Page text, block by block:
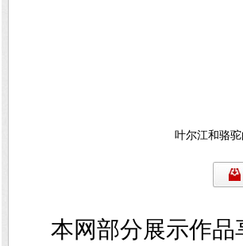
叶尔江和骆
本网部分展示作